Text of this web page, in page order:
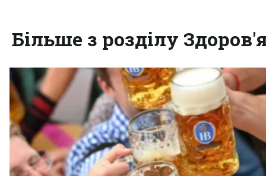
Більше з розділу